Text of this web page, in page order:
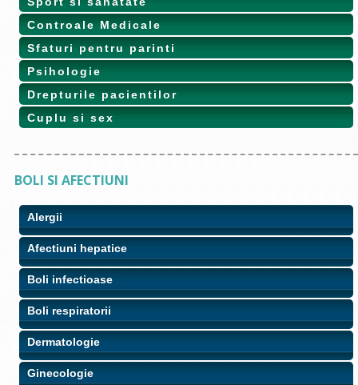
Controale Medicale
Sfaturi pentru parinti
Psihologie
Drepturile pacientilor
Cuplu si sex
BOLI SI AFECTIUNI
Alergii
Afectiuni hepatice
Boli infectioase
Boli respiratorii
Dermatologie
Ginecologie